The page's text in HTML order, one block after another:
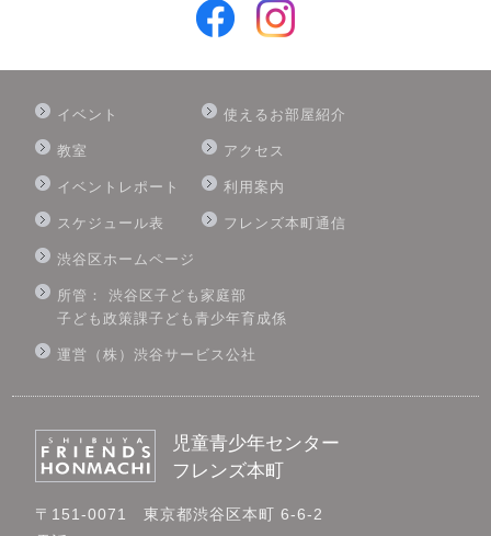
イベント
教室
イベントレポート
スケジュール表
使えるお部屋紹介
アクセス
利用案内
フレンズ本町通信
渋谷区ホームページ
所管： 渋谷区子ども家庭部
子ども政策課子ども青少年育成係
運営（株）渋谷サービス公社
児童青少年センター
フレンズ本町
〒151-0071 東京都渋谷区本町 6-6-2